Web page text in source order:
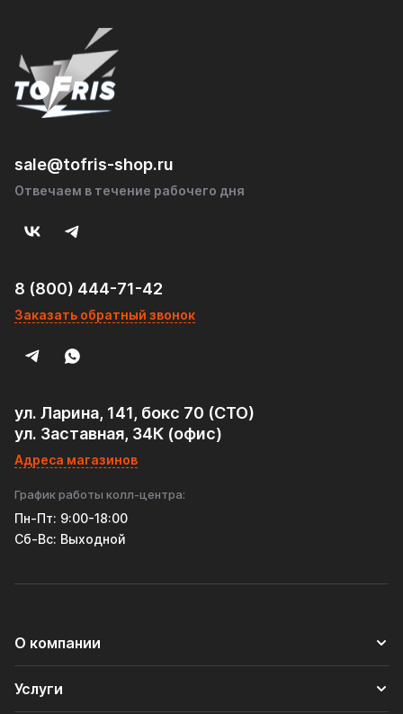
sale@tofris-shop.ru
Отвечаем в течение рабочего дня
8 (800) 444-71-42
Заказать обратный звонок
ул. Ларина, 141, бокс 70 (СТО)
ул. Заставная, 34К (офис)
Адреса магазинов
График работы колл-центра:
Пн-Пт: 9:00-18:00
Cб-Вс: Выходной
О компании
Услуги